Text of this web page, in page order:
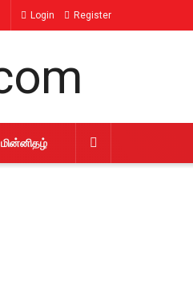
Login Register
மின்னிதழ்